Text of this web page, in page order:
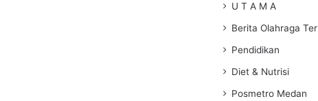
U T A M A
Berita Olahraga
Pendidikan
Diet & Nutrisi
Posmetro Medan